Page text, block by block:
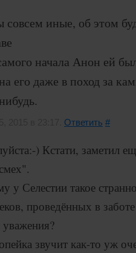
иные, об этом
начала Анон ей
его даже в поход за
Ответить #
) Кстати, заметил
у Селестии такое
проведённых в
звучит как-то уж